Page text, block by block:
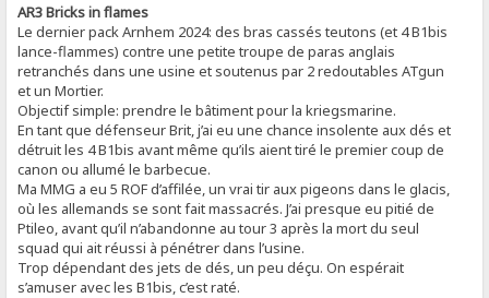
AR3 Bricks in flames
Le dernier pack Arnhem 2024: des bras cassés teutons (et 4 B1bis
lance-flammes) contre une petite troupe de paras anglais
retranchés dans une usine et soutenus par 2 redoutables ATgun
et un Mortier.
Objectif simple: prendre le bâtiment pour la kriegsmarine.
En tant que défenseur Brit, j’ai eu une chance insolente aux dés et
détruit les 4 B1bis avant même qu’ils aient tiré le premier coup de
canon ou allumé le barbecue.
Ma MMG a eu 5 ROF d’affilée, un vrai tir aux pigeons dans le glacis,
où les allemands se sont fait massacrés. J’ai presque eu pitié de
Ptileo, avant qu’il n’abandonne au tour 3 après la mort du seul
squad qui ait réussi à pénétrer dans l’usine.
Trop dépendant des jets de dés, un peu déçu. On espérait
s’amuser avec les B1bis, c’est raté.